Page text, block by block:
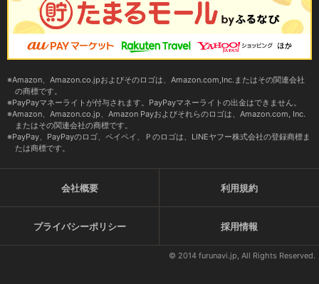
Amazon、Amazon.co.jpおよびそのロゴは、Amazon.com,Inc.またはその関連会社
の商標です。
PayPayマネーライトが付与されます。PayPayマネーライトの出金はできません。
Amazon、Amazon.co.jp、Amazon Payおよびそれらのロゴは、Amazon.com, Inc.
またはその関連会社の商標です。
PayPay、PayPayのロゴ、ペイペイ、Ｐのロゴは、LINEヤフー株式会社の登録商標ま
たは商標です。
会社概要 利用規約
プライバシーポリシー 採用情報
© 2014 furunavi.jp, All Rights Reserved.